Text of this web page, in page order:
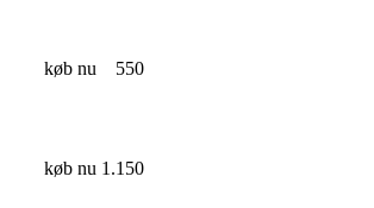
køb nu 550
køb nu 1.150